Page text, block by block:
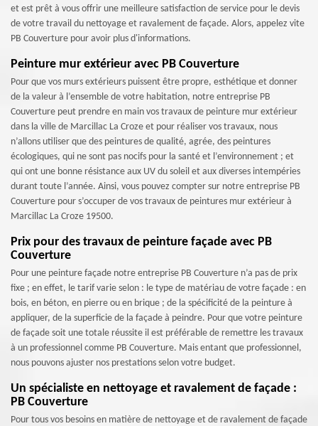
et est prêt à vous offrir une meilleure satisfaction de service pour le devis
de votre travail du nettoyage et ravalement de façade. Alors, appelez vite
PB Couverture pour avoir plus d'informations.
Peinture mur extérieur avec PB Couverture
Pour que vos murs extérieurs puissent être propre, esthétique et donner
de la valeur à l’ensemble de votre habitation, notre entreprise PB
Couverture peut prendre en main vos travaux de peinture mur extérieur
dans la ville de Marcillac La Croze et pour réaliser vos travaux, nous
n’allons utiliser que des peintures de qualité, agrée, des peintures
écologiques, qui ne sont pas nocifs pour la santé et l’environnement ; et
qui ont une bonne résistance aux UV du soleil et aux diverses intempéries
durant toute l’année. Ainsi, vous pouvez compter sur notre entreprise PB
Couverture pour s’occuper de vos travaux de peintures mur extérieur à
Marcillac La Croze 19500.
Prix pour des travaux de peinture façade avec PB
Couverture
Pour une peinture façade notre entreprise PB Couverture n’a pas de prix
fixe ; en effet, le tarif varie selon : le type de matériau de votre façade : en
bois, en béton, en pierre ou en brique ; de la spécificité de la peinture à
appliquer, de la superficie de la façade à peindre. Pour que votre peinture
de façade soit une totale réussite il est préférable de remettre les travaux
à un professionnel comme PB Couverture. Mais entant que professionnel,
nous pouvons ajuster nos prestations selon votre budget.
Un spécialiste en nettoyage et ravalement de façade :
PB Couverture
Pour tous vos besoins en matière de nettoyage et de ravalement de façade